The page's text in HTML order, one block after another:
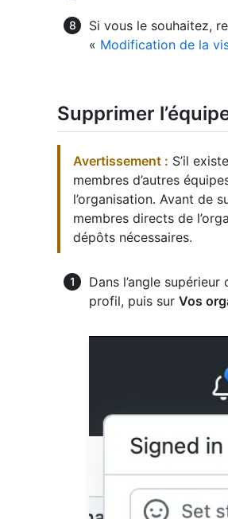
Si vous le souhaitez,
« Modification de la
Supprimer
Avertissement : S’il
membres d’autres
l’organisation. Avant de
membres directs de
dépôts nécessaires.
Dans l’angle
profil, puis sur Vos